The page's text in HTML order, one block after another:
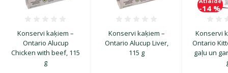
Konservi kaķiem –
Ontario Alucup
Chicken with beef, 115
g
Konservi kaķiem –
Ontario Alucup Liver,
115 g
Konservi
Ontario
gaļu un
-14 %